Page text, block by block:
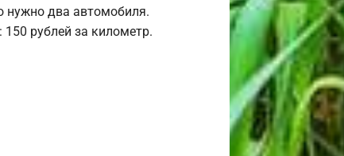
нужно два автомобиля.
рублей за километр.